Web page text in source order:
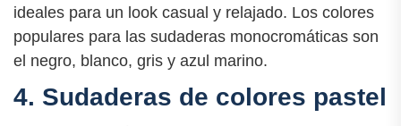
ideales para un look casual y relajado. Los colores
populares para las sudaderas monocromáticas son
el negro, blanco, gris y azul marino.
4. Sudaderas de colores pastel